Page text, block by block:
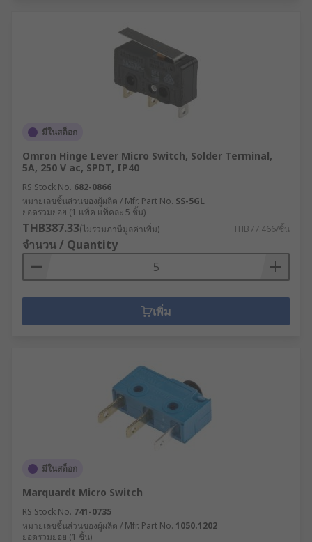
มีในสต็อก
Omron Hinge Lever Micro Switch, Solder Terminal,
5A, 250 V ac, SPDT, IP40
RS Stock No. 682-0866
หมายเลขชิ้นส่วนของผู้ผลิต / Mfr. Part No. SS-5GL
ยอดรวมย่อย (1 แพ็ค แพ็คละ 5 ชิ้น)
THB387.33(ไม่รวมภาษีมูลค่าเพิ่ม) THB77.466/ชิ้น
จำนวน / Quantity
เพิ่ม
มีในสต็อก
Marquardt Micro Switch
RS Stock No. 741-0735
หมายเลขชิ้นส่วนของผู้ผลิต / Mfr. Part No. 1050.1202
ยอดรวมย่อย (1 ชิ้น)